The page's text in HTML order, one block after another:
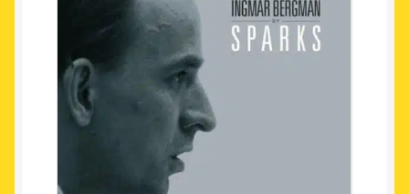
initial
était :
34,00€.